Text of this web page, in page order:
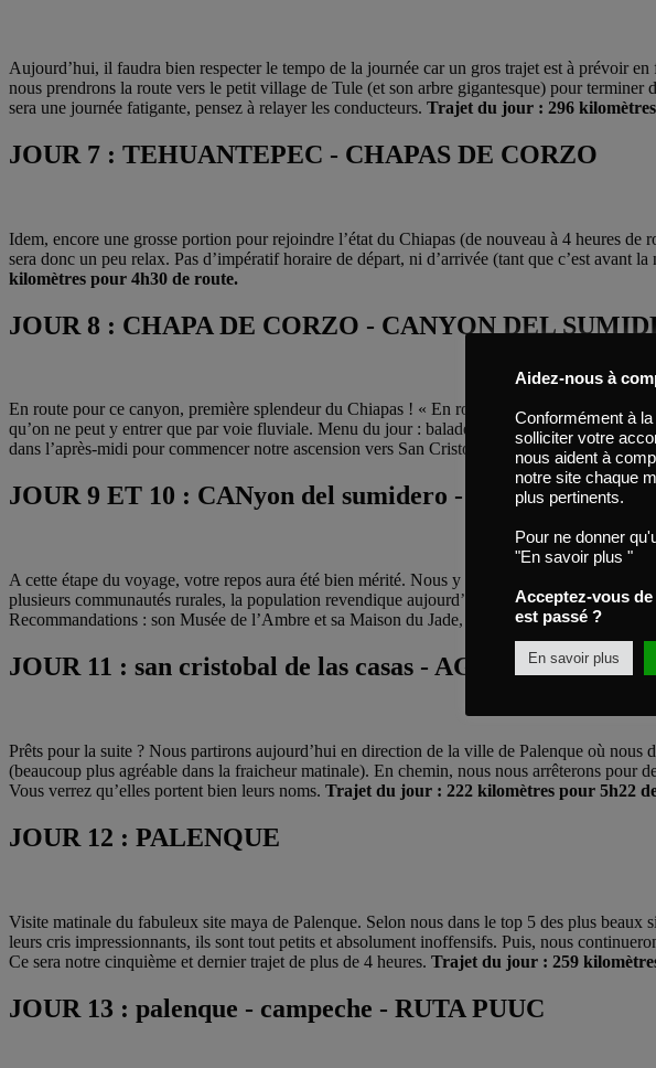
Aujourd’hui, il faudra bien respecter le tempo de la journée car un gros trajet est à prévoir
nous prendrons la route vers le petit village de Tule (et son arbre gigantesque) pour
sera une journée fatigante, pensez à relayer les conducteurs. Trajet du jour : 296
JOUR 7 : TEHUANTEPEC - CHAPAS DE CORZO
Idem, encore une grosse portion pour rejoindre l’état du Chiapas (de nouveau à 4 heures
sera donc un peu relax. Pas d’impératif horaire de départ, ni d’arrivée (tant que c’est avant
kilomètres pour 4h30 de route.
JOUR 8 : CHAPA DE CORZO - CANYON DEL
En route pour ce canyon, première splendeur du Chiapas ! « En route » : façon de parler car
qu’on ne peut y entrer que par voie fluviale. Menu du jour : balade en bateau, cascades,
dans l’après-midi pour commencer notre ascension vers San Cristobal de las Casas. Trajet
JOUR 9 ET 10 : CANyon del sumidero - SAN
A cette étape du voyage, votre repos aura été bien mérité. Nous y resterons deux nuits.
plusieurs communautés rurales, la population revendique aujourd’hui ses origines
Recommandations : son Musée de l’Ambre et sa Maison du Jade, deux ressources précieuses
JOUR 11 : san cristobal de las casas - AGUA AZUL -
Prêts pour la suite ? Nous partirons aujourd’hui en direction de la ville de Palenque où
(beaucoup plus agréable dans la fraicheur matinale). En chemin, nous nous arrêterons pour
Vous verrez qu’elles portent bien leurs noms. Trajet du jour : 222 kilomètres pour 5h22
JOUR 12 : PALENQUE
Visite matinale du fabuleux site maya de Palenque. Selon nous dans le top 5 des plus
leurs cris impressionnants, ils sont tout petits et absolument inoffensifs. Puis, nous
Ce sera notre cinquième et dernier trajet de plus de 4 heures. Trajet du jour : 259
JOUR 13 : palenque - campeche - RUTA PUUC
Aidez-nous à
Conformément à
solliciter votre
nous aident à
notre site chaque
plus pertinents.
Pour ne donner
"En savoir plus "
Acceptez-vous
est passé ?
En savoir plus